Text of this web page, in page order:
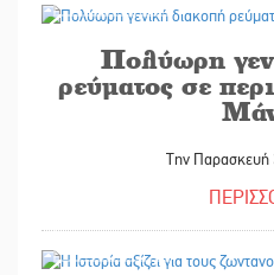
Πολύωρη
ρεύματος σε
Την Παρασκευή